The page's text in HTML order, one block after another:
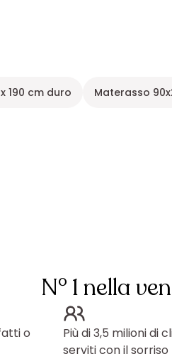
190 cm duro Materasso
N° 1 nella
o
Più di 3,5 milioni di
serviti con il sorriso